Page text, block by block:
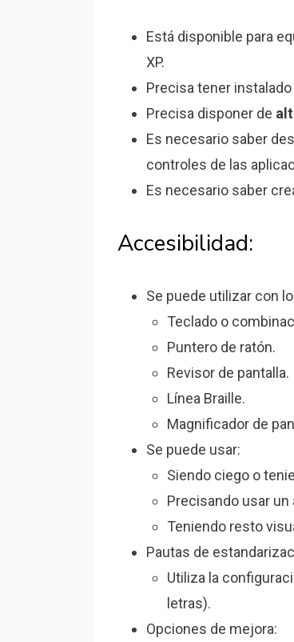
Está disponible para
XP.
Precisa tener instalado
Precisa disponer de
Es necesario saber
controles de las
Es necesario saber
Accesibilidad:
Se puede utilizar con
Teclado o
Puntero de ratón.
Revisor de pantalla.
Línea Braille.
Magnificador de
Se puede usar:
Siendo ciego o
Precisando usar un
Teniendo resto
Pautas de
Utiliza la
letras).
Opciones de mejora: